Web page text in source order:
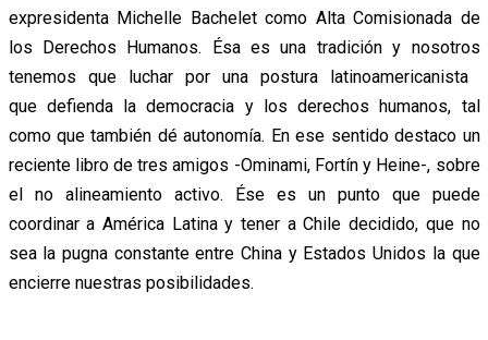
expresidenta Michelle Bachelet como Alta Comisionada de
los Derechos Humanos. Ésa es una tradición y nosotros
tenemos que luchar por una postura latinoamericanista
que defienda la democracia y los derechos humanos, tal
como que también dé autonomía. En ese sentido destaco un
reciente libro de tres amigos -Ominami, Fortín y Heine-, sobre
el no alineamiento activo. Ése es un punto que puede
coordinar a América Latina y tener a Chile decidido, que no
sea la pugna constante entre China y Estados Unidos la que
encierre nuestras posibilidades.